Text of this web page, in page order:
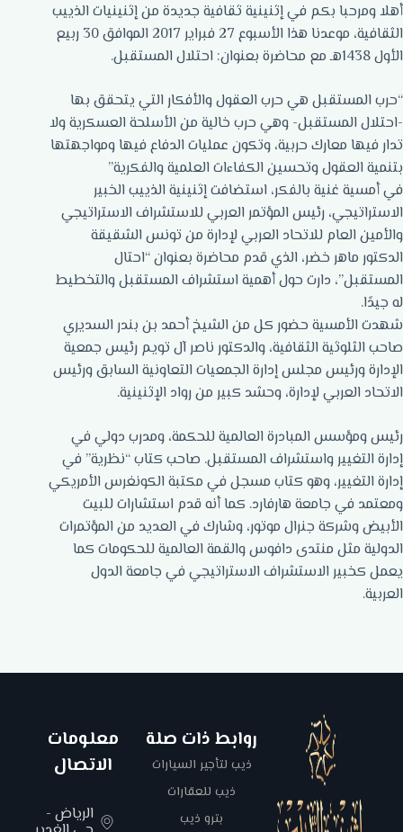
أهلا ومرحبا بكم في إثنينية ثقافية جديدة من إثنينيات الذييب
الثقافية، موعدنا هذا الأسبوع 27 فبراير 2017 الموافق 30 ربيع
الأول 1438هـ مع محاضرة بعنوان: احتلال المستقبل.
“حرب المستقبل هي حرب العقول والأفكار التي يتحقق بها
-احتلال المستقبل- وهي حرب خالية من الأسلحة العسكرية ولا
تدار فيها معارك حربية، وتكون عمليات الدفاع فيها ومواجهتها
بتنمية العقول وتحسين الكفاءات العلمية والفكرية”
في أمسية غنية بالفكر، استضافت إثنينية الذييب الخبير
الاستراتيجي، رئيس المؤتمر العربي للاستشراف الاستراتيجي
والأمين العام للاتحاد العربي لإدارة من تونس الشقيقة
الدكتور ماهر خضر، الذي قدم محاضرة بعنوان “احتال
المستقبل”، دارت حول أهمية استشراف المستقبل والتخطيط
له جيدًا.
شهدت الأمسية حضور كل من الشيخ أحمد بن بندر السديري
صاحب الثلوثية الثقافية، والدكتور ناصر آل تويم رئيس جمعية
الإدارة ورئيس مجلس إدارة الجمعيات التعاونية السابق ورئيس
الاتحاد العربي لإدارة، وحشد كبير من رواد الإثنينية.
رئيس ومؤسس المبادرة العالمية للحكمة، ومدرب دولي في
إدارة التغيير واستشراف المستقبل. صاحب كتاب “نظرية” في
إدارة التغيير، وهو كتاب مسجل في مكتبة الكونغرس الأمريكي
ومعتمد في جامعة هارفارد. كما أنه قدم استشارات للبيت
الأبيض وشركة جنرال موتور، وشارك في العديد من المؤتمرات
الدولية مثل منتدى دافوس والقمة العالمية للحكومات كما
يعمل كخبير الاستشراف الاستراتيجي في جامعة الدول
العربية.
روابط ذات صلة
ذيب لتأجير السيارات
ذيب للعقارات
بترو ذيب
معلومات
الاتصال
الرياض -